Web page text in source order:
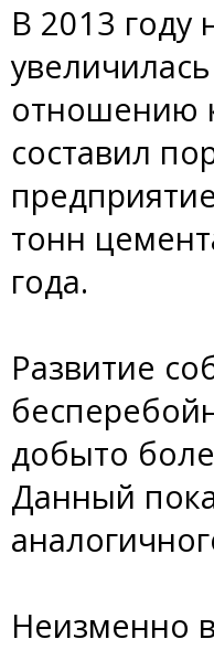
В 2013 году
отношению
составил
тонн
года.
Развитие
добыто
Данный
Неизменно